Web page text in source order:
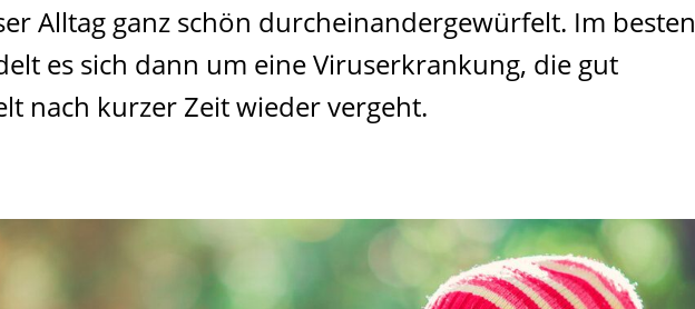
Alltag ganz schön durcheinandergewürfelt. Im besten
es sich dann um eine Viruserkrankung, die gut
nach kurzer Zeit wieder vergeht.